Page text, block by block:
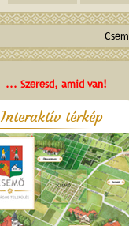
... Szeresd, amid van!
Interaktív térkép